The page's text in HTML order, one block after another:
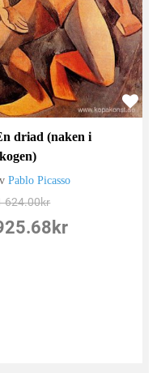
driad (naken i
Pablo Picasso
624.00kr
kr